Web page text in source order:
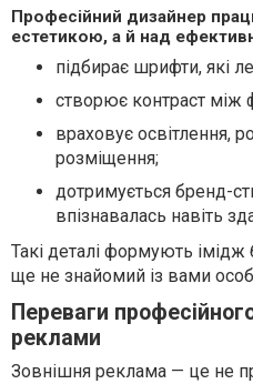
Професійний дизайнер
естетикою, а й над
підбирає шрифти, які
створює контраст між
враховує освітлення,
розміщення;
дотримується бренд-
впізнавалась навіть
Такі деталі формують імідж
ще не знайомий із вами
Переваги
реклами
Зовнішня реклама — це не